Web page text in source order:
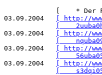
[    * Der
03.09.2004
[ http://
[
03.09.2004
[ http://
[
03.09.2004
[ http://
[
03.09.2004
[ http://
[